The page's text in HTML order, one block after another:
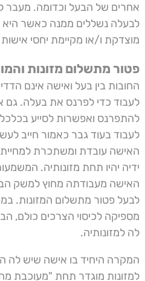
אחרים של הבעל וכדומה. מעבר
לבעלה נשללים ממנה כאשר היא
מוצדקת ו/או מקיימת יחסי
פטור מתשלום מזונות
החובות בין בעל ואישה אינם
לעבוד כדי לפרנס את בעלה. גם
להתפרנס ואפשרות לסייע
לעבוד בעוד גבר כאמור חייב
האישה עובדת ומשתכרת
ידיה יהיו תחת מזונותיה.
האישה מעבודתה מחוץ למשק
לבעל פטור מתשלום המזונות.
מספיקה לכיסוי הצרכים כולם,
לה למזונותיה.
המקרה היחיד בו אישה שיש לה
למזונות מוגדר תחת "מעוכבת